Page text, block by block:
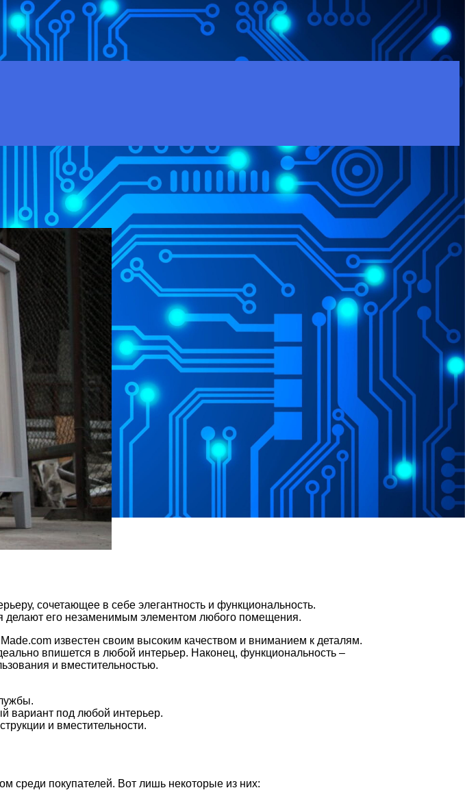
сочетающее в себе элегантность и функциональность.
делают его незаменимым элементом любого помещения.
известен своим высоким качеством и вниманием к деталям.
впишется в любой интерьер. Наконец, функциональность –
и вместительностью.
вариант под любой интерьер.
и вместительности.
покупателей. Вот лишь некоторые из них: